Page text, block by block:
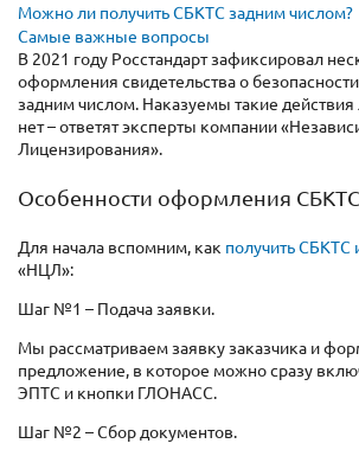
Можно ли получить СБКТС задним числом?
Самые важные вопросы
В 2021 году Росстандарт зафиксировал
оформления свидетельства о
задним числом. Наказуемы такие действия
нет – ответят эксперты компании
Лицензирования».
Особенности оформления СБКТС
Для начала вспомним, как получить СБКТС
«НЦЛ»:
Шаг №1 – Подача заявки.
Мы рассматриваем заявку заказчика и
предложение, в которое можно сразу
ЭПТС и кнопки ГЛОНАСС.
Шаг №2 – Сбор документов.